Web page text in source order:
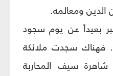
الدين ومعالمه.
بعيداً عن يوم سجود
فهناك سجدت ملائكة
شاهرة سيف المحاربة